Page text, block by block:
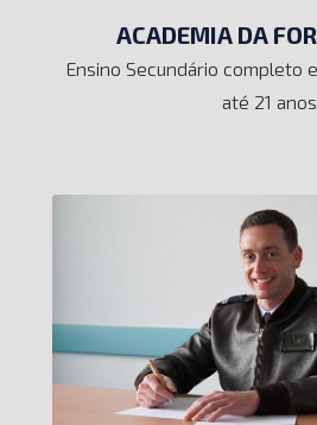
ACADEMIA DA
Ensino Secundário completo
até 21 anos